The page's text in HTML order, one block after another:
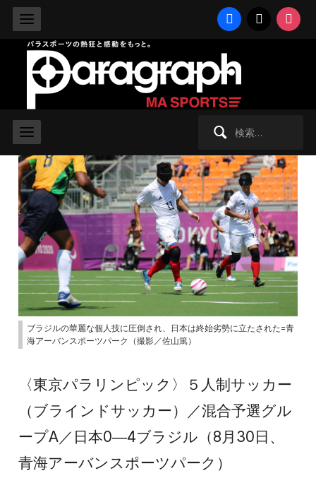
facebook
2021/8/31 火曜日 - その他
ブラインド
サッカー
【東京2020】サッカー大国の王者・
ブラジルに完敗し、予選は１勝1敗に
ブラジルの華麗な個人技に圧倒され、日本は終始劣勢に立たされた=青
海アーバンスポーツパーク（撮影／佐山篤）
〈東京パラリンピック〉５人制サッカー
（ブラインドサッカー）／混合予選グル
ープA／日本0―4ブラジル（8月30日、
青海アーバンスポーツパーク）